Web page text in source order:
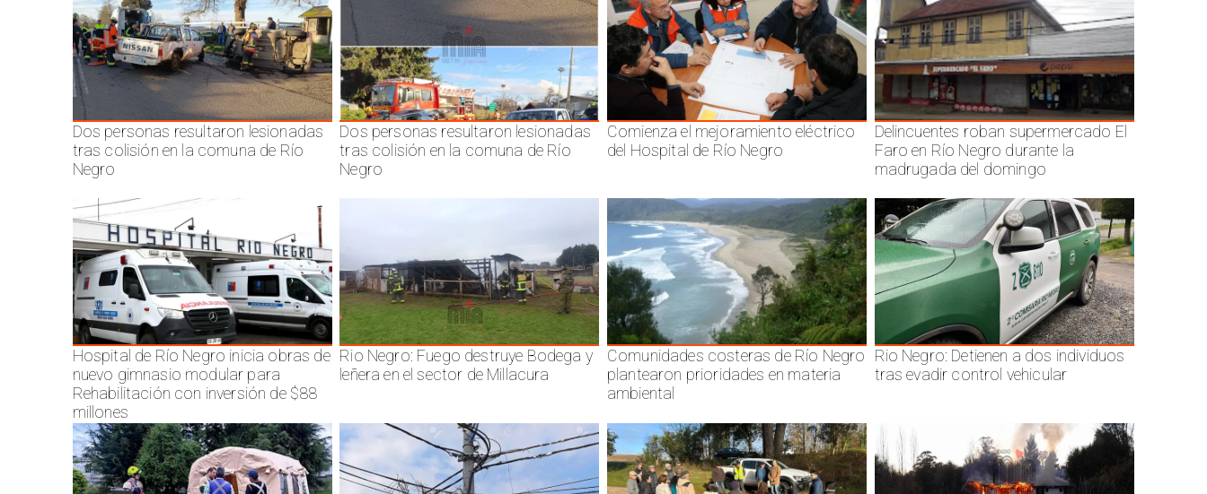
Dos personas resultaron lesionadas
tras colisión en la comuna de Río
Negro
Dos personas resultaron lesionadas
tras colisión en la comuna de Río
Negro
Comienza el mejoramiento eléctrico
del Hospital de Río Negro
Delincuentes roban supermercado El
Faro en Río Negro durante la
madrugada del domingo
Hospital de Río Negro inicia obras de
nuevo gimnasio modular para
Rehabilitación con inversión de $88
millones
Rio Negro: Fuego destruye Bodega y
leñera en el sector de Millacura
Comunidades costeras de Río Negro
plantearon prioridades en materia
ambiental
Rio Negro: Detienen a dos individuos
tras evadir control vehicular